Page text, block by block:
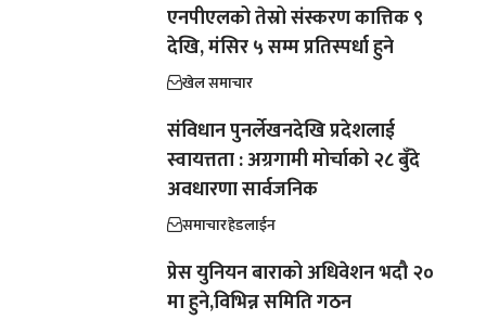
एनपीएलको तेस्रो संस्करण कात्तिक ९
देखि, मंसिर ५ सम्म प्रतिस्पर्धा हुने
खेल समाचार
संविधान पुनर्लेखनदेखि प्रदेशलाई
स्वायत्तता : अग्रगामी मोर्चाको २८ बुँदे
अवधारणा सार्वजनिक
समाचारहेडलाईन
प्रेस युनियन बाराको अधिवेशन भदौ २०
मा हुने,विभिन्न समिति गठन